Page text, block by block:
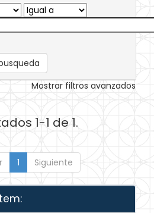
Mostrar filtros avanzados
1-1 de 1.
1 Siguiente